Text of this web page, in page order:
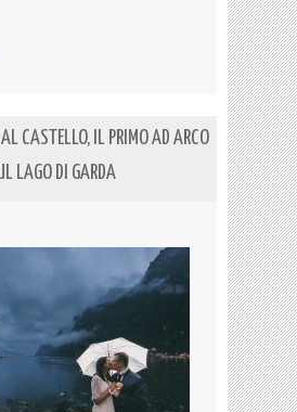
CASTELLO, IL PRIMO AD ARCO
LAGO DI GARDA